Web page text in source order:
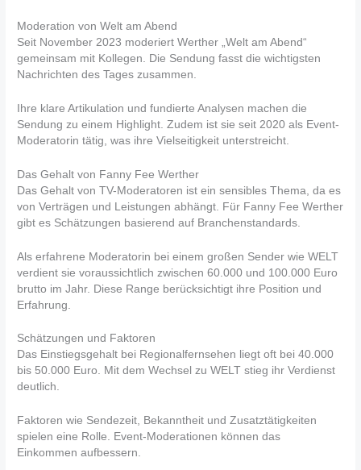
Moderation von Welt am Abend
Seit November 2023 moderiert Werther „Welt am Abend“
gemeinsam mit Kollegen. Die Sendung fasst die wichtigsten
Nachrichten des Tages zusammen.
Ihre klare Artikulation und fundierte Analysen machen die
Sendung zu einem Highlight. Zudem ist sie seit 2020 als Event-
Moderatorin tätig, was ihre Vielseitigkeit unterstreicht.
Das Gehalt von Fanny Fee Werther
Das Gehalt von TV-Moderatoren ist ein sensibles Thema, da es
von Verträgen und Leistungen abhängt. Für Fanny Fee Werther
gibt es Schätzungen basierend auf Branchenstandards.
Als erfahrene Moderatorin bei einem großen Sender wie WELT
verdient sie voraussichtlich zwischen 60.000 und 100.000 Euro
brutto im Jahr. Diese Range berücksichtigt ihre Position und
Erfahrung.
Schätzungen und Faktoren
Das Einstiegsgehalt bei Regionalfernsehen liegt oft bei 40.000
bis 50.000 Euro. Mit dem Wechsel zu WELT stieg ihr Verdienst
deutlich.
Faktoren wie Sendezeit, Bekanntheit und Zusatztätigkeiten
spielen eine Rolle. Event-Moderationen können das
Einkommen aufbessern.